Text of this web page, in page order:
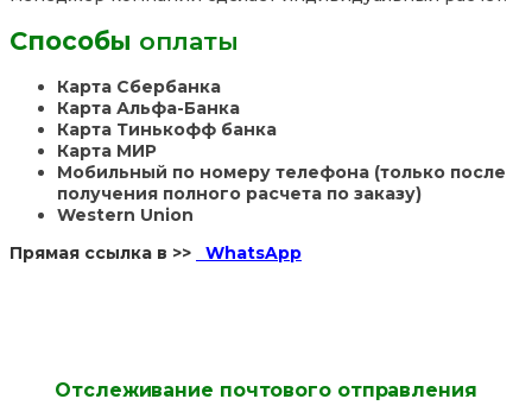
Способы оплаты
Карта Сбербанка
Карта Альфа-Банка
Карта Тинькофф банка
Карта МИР
Мобильный по номеру телефона (только после
получения полного расчета по заказу)
Western Union
Прямая ссылка в >>
WhatsApp
Отслеживание почтового отправления